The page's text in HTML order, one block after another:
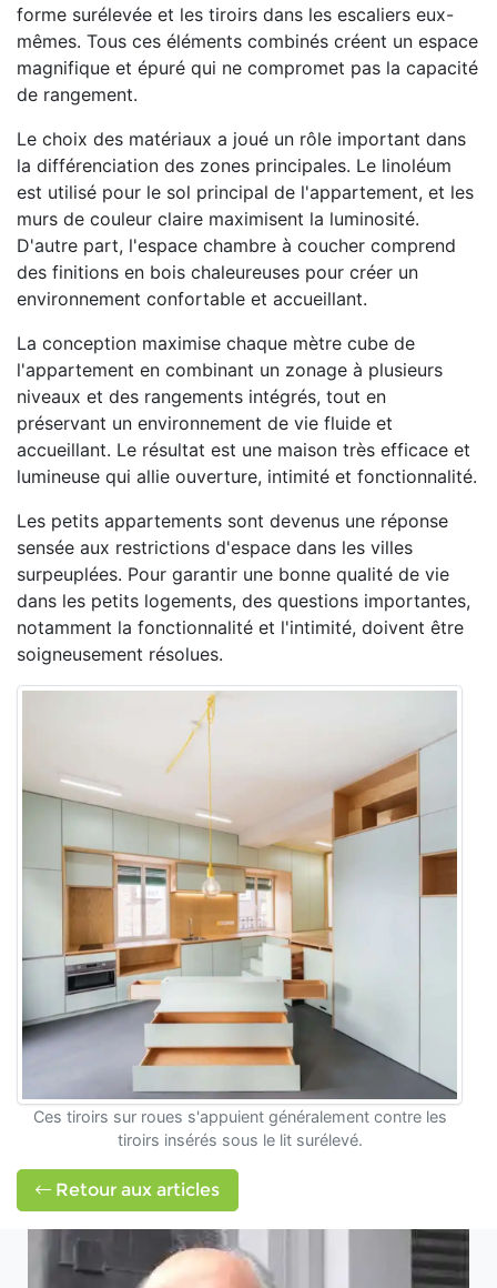
forme surélevée et les tiroirs dans les escaliers eux-
mêmes. Tous ces éléments combinés créent un espace
magnifique et épuré qui ne compromet pas la capacité
de rangement.
Le choix des matériaux a joué un rôle important dans
la différenciation des zones principales. Le linoléum
est utilisé pour le sol principal de l'appartement, et les
murs de couleur claire maximisent la luminosité.
D'autre part, l'espace chambre à coucher comprend
des finitions en bois chaleureuses pour créer un
environnement confortable et accueillant.
La conception maximise chaque mètre cube de
l'appartement en combinant un zonage à plusieurs
niveaux et des rangements intégrés, tout en
préservant un environnement de vie fluide et
accueillant. Le résultat est une maison très efficace et
lumineuse qui allie ouverture, intimité et fonctionnalité.
Les petits appartements sont devenus une réponse
sensée aux restrictions d'espace dans les villes
surpeuplées. Pour garantir une bonne qualité de vie
dans les petits logements, des questions importantes,
notamment la fonctionnalité et l'intimité, doivent être
soigneusement résolues.
Ces tiroirs sur roues s'appuient généralement contre les
tiroirs insérés sous le lit surélevé.
Retour aux articles